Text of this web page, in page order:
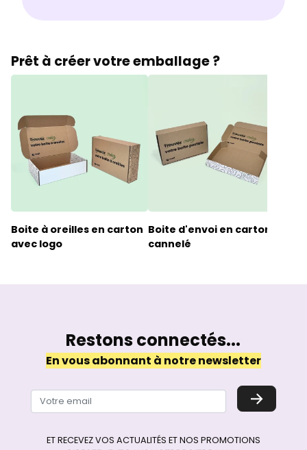
Prêt à créer votre emballage ?
Boite à oreilles en carton
avec logo
Boite d'envoi en carton
cannelé
Restons connectés...
En vous abonnant à notre newsletter
→
ET RECEVEZ VOS ACTUALITÉS ET NOS PROMOTIONS